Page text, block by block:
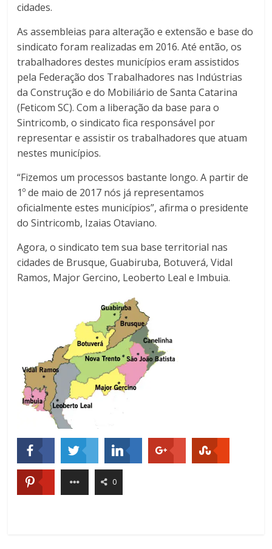
cidades.
As assembleias para alteração e extensão e base do
sindicato foram realizadas em 2016. Até então, os
trabalhadores destes municípios eram assistidos
pela Federação dos Trabalhadores nas Indústrias
da Construção e do Mobiliário de Santa Catarina
(Feticom SC). Com a liberação da base para o
Sintricomb, o sindicato fica responsável por
representar e assistir os trabalhadores que atuam
nestes municípios.
“Fizemos um processos bastante longo. A partir de
1º de maio de 2017 nós já representamos
oficialmente estes municípios”, afirma o presidente
do Sintricomb, Izaias Otaviano.
Agora, o sindicato tem sua base territorial nas
cidades de Brusque, Guabiruba, Botuverá, Vidal
Ramos, Major Gercino, Leoberto Leal e Imbuia.
0